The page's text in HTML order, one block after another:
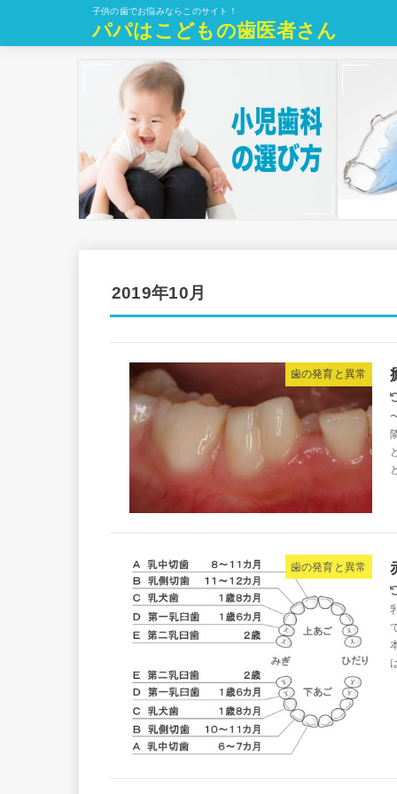
子供の歯でお悩みならこのサイト！
パパはこどもの歯医者さん
2019年10月
歯の発育と異常
歯の発育と異常